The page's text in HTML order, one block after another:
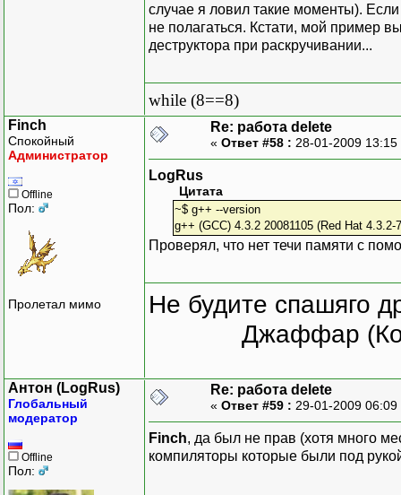
случае я ловил такие моменты).
не полагаться. Кстати, мой пример
деструктора при раскручивании...
while (8==8)
Finch
Спокойный
Администратор
Offline
Пол:
Пролетал мимо
Re: работа delete
« Ответ #58 : 28-01-2009
LogRus
Цитата
~$ g++ --version
g++ (GCC) 4.3.2 20081105 (Red Hat 4.3.2-
Проверял, что нет течи памяти с
Не будите спашяго
Джаффар
Антон (LogRus)
Глобальный
модератор
Offline
Пол:
Re: работа delete
« Ответ #59 : 29-01-2009
Finch, да был не прав (хотя много
компиляторы которые были под